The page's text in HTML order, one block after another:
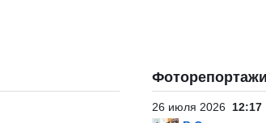
Фоторепортажи
26 июля 2026 12:17